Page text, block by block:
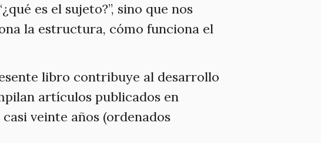
es el sujeto?”, sino que nos
la estructura, cómo funciona el
libro contribuye al desarrollo
artículos publicados en
veinte años (ordenados